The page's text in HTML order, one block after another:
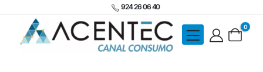
924 26 06 40
0